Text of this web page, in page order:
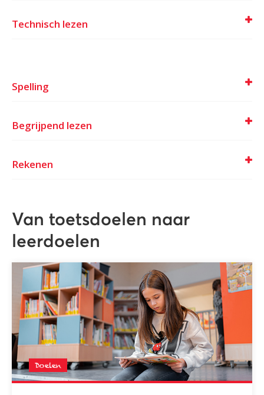
Technisch lezen
Spelling
Begrijpend lezen
Rekenen
Van toetsdoelen naar
leerdoelen
Doelen